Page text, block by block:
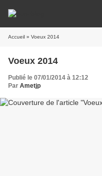
Accueil » Voeux 2014
Voeux 2014
Publié le 07/01/2014 à 12:12
Par Ametjp